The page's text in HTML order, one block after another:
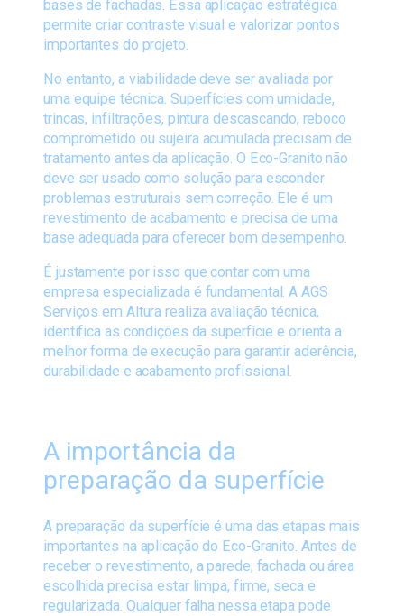
bases de fachadas. Essa aplicação estratégica
permite criar contraste visual e valorizar pontos
importantes do projeto.
No entanto, a viabilidade deve ser avaliada por
uma equipe técnica. Superfícies com umidade,
trincas, infiltrações, pintura descascando, reboco
comprometido ou sujeira acumulada precisam de
tratamento antes da aplicação. O Eco-Granito não
deve ser usado como solução para esconder
problemas estruturais sem correção. Ele é um
revestimento de acabamento e precisa de uma
base adequada para oferecer bom desempenho.
É justamente por isso que contar com uma
empresa especializada é fundamental. A AGS
Serviços em Altura realiza avaliação técnica,
identifica as condições da superfície e orienta a
melhor forma de execução para garantir aderência,
durabilidade e acabamento profissional.
A importância da
preparação da superfície
A preparação da superfície é uma das etapas mais
importantes na aplicação do Eco-Granito. Antes de
receber o revestimento, a parede, fachada ou área
escolhida precisa estar limpa, firme, seca e
regularizada. Qualquer falha nessa etapa pode